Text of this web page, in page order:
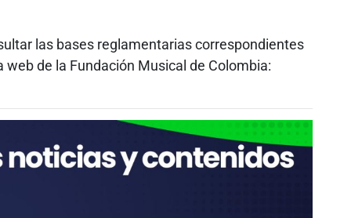
las bases reglamentarias correspondientes
de la Fundación Musical de Colombia: